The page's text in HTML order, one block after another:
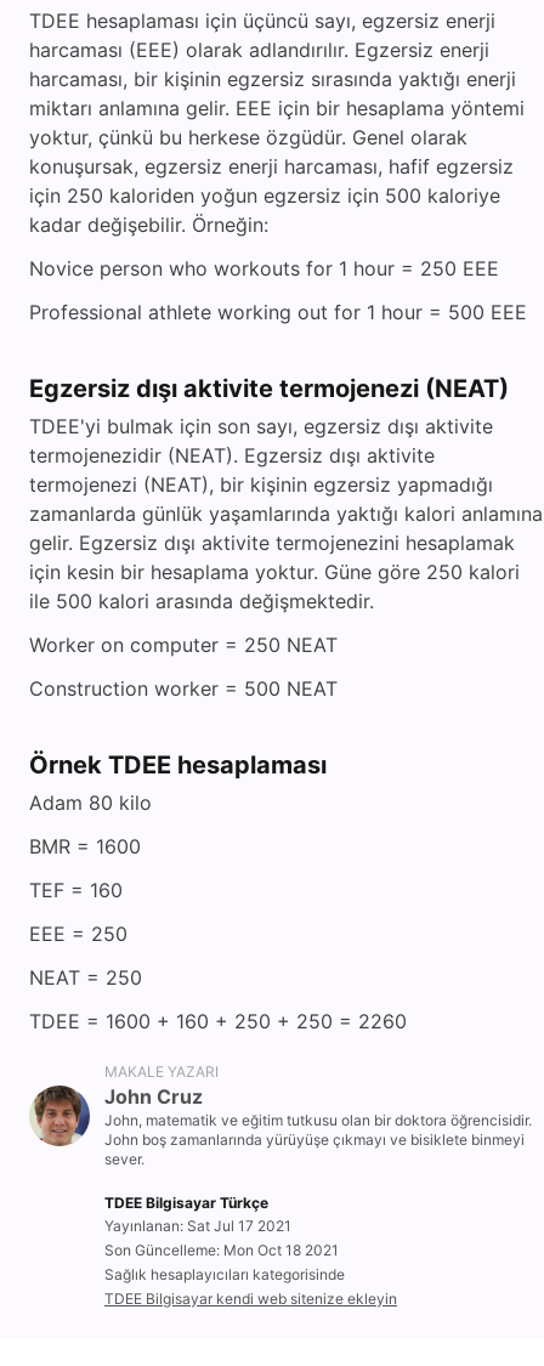
TDEE hesaplaması için üçüncü sayı, egzersiz enerji
harcaması (EEE) olarak adlandırılır. Egzersiz enerji
harcaması, bir kişinin egzersiz sırasında yaktığı enerji
miktarı anlamına gelir. EEE için bir hesaplama yöntemi
yoktur, çünkü bu herkese özgüdür. Genel olarak
konuşursak, egzersiz enerji harcaması, hafif egzersiz
için 250 kaloriden yoğun egzersiz için 500 kaloriye
kadar değişebilir. Örneğin:
Novice person who workouts for 1 hour = 250 EEE
Professional athlete working out for 1 hour = 500 EEE
Egzersiz dışı aktivite termojenezi (NEAT)
TDEE'yi bulmak için son sayı, egzersiz dışı aktivite
termojenezidir (NEAT). Egzersiz dışı aktivite
termojenezi (NEAT), bir kişinin egzersiz yapmadığı
zamanlarda günlük yaşamlarında yaktığı kalori anlamına
gelir. Egzersiz dışı aktivite termojenezini hesaplamak
için kesin bir hesaplama yoktur. Güne göre 250 kalori
ile 500 kalori arasında değişmektedir.
Worker on computer = 250 NEAT
Construction worker = 500 NEAT
Örnek TDEE hesaplaması
Adam 80 kilo
BMR = 1600
TEF = 160
EEE = 250
NEAT = 250
TDEE = 1600 + 160 + 250 + 250 = 2260
MAKALE YAZARI
John Cruz
John, matematik ve eğitim tutkusu olan bir doktora öğrencisidir.
John boş zamanlarında yürüyüşe çıkmayı ve bisiklete binmeyi
sever.
TDEE Bilgisayar Türkçe
Yayınlanan: Sat Jul 17 2021
Son Güncelleme: Mon Oct 18 2021
Sağlık hesaplayıcıları kategorisinde
TDEE Bilgisayar kendi web sitenize ekleyin